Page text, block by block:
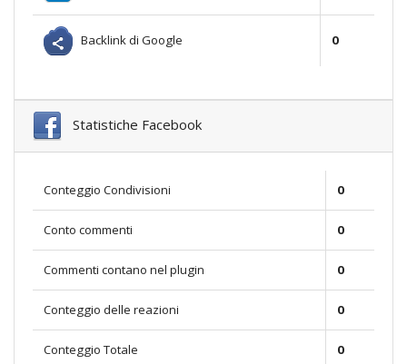
Backlink di Google 0
Statistiche Facebook
Conteggio Condivisioni 0
Conto commenti 0
Commenti contano nel plugin 0
Conteggio delle reazioni 0
Conteggio Totale 0